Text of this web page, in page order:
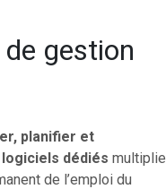
gestion
planifier et
logiciels dédiés multiplie
de l’emploi du